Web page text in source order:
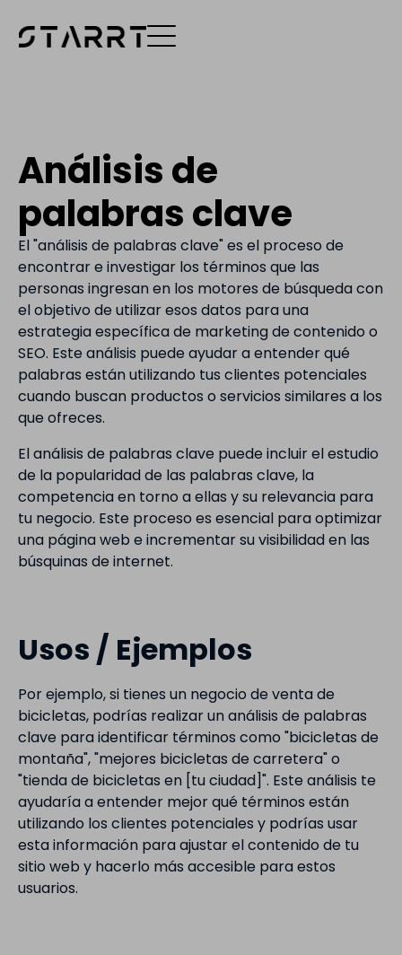
Análisis de
palabras clave
El "análisis de palabras clave" es el proceso de
encontrar e investigar los términos que las
personas ingresan en los motores de búsqueda con
el objetivo de utilizar esos datos para una
estrategia específica de marketing de contenido o
SEO. Este análisis puede ayudar a entender qué
palabras están utilizando tus clientes potenciales
cuando buscan productos o servicios similares a los
que ofreces.
El análisis de palabras clave puede incluir el estudio
de la popularidad de las palabras clave, la
competencia en torno a ellas y su relevancia para
tu negocio. Este proceso es esencial para optimizar
una página web e incrementar su visibilidad en las
búsquinas de internet.
Usos / Ejemplos
Por ejemplo, si tienes un negocio de venta de
bicicletas, podrías realizar un análisis de palabras
clave para identificar términos como "bicicletas de
montaña", "mejores bicicletas de carretera" o
"tienda de bicicletas en [tu ciudad]". Este análisis te
ayudaría a entender mejor qué términos están
utilizando los clientes potenciales y podrías usar
esta información para ajustar el contenido de tu
sitio web y hacerlo más accesible para estos
usuarios.